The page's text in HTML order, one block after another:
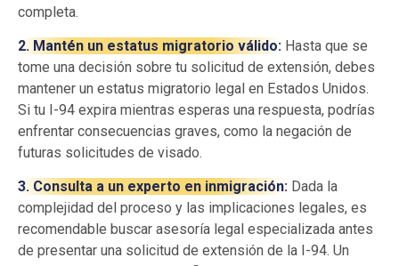
completa.
2. Mantén un estatus migratorio válido: Hasta que se
tome una decisión sobre tu solicitud de extensión, debes
mantener un estatus migratorio legal en Estados Unidos.
Si tu I-94 expira mientras esperas una respuesta, podrías
enfrentar consecuencias graves, como la negación de
futuras solicitudes de visado.
3. Consulta a un experto en inmigración: Dada la
complejidad del proceso y las implicaciones legales, es
recomendable buscar asesoría legal especializada antes
de presentar una solicitud de extensión de la I-94. Un